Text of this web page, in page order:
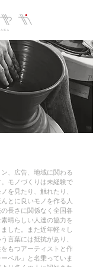
、広告、地域に関わる
モノづくりは未経験で
を見たり、触れたり、
とに良いモノを作る人
長さに関係なく全国各
晴らしい人達の協力を
した。また近年軽々し
言葉には抵抗があり、
もつアーティストと作
ベル」と名乗っていま